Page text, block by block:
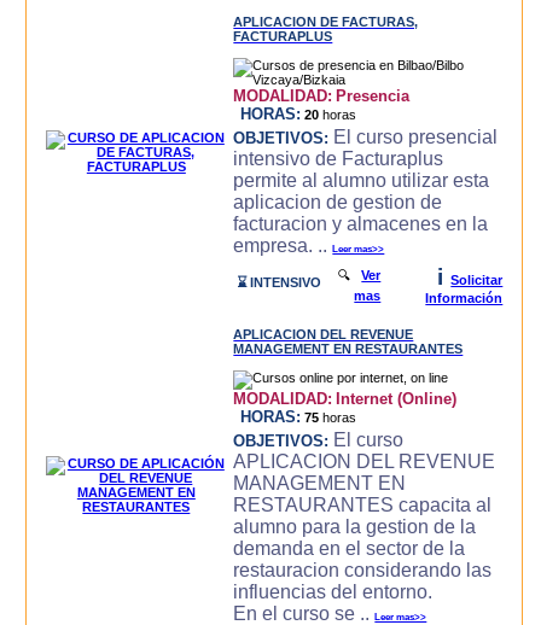
APLICACION DE FACTURAS,
FACTURAPLUS
MODALIDAD: Presencia
HORAS: 20 horas
OBJETIVOS: El curso presencial
intensivo de Facturaplus
permite al alumno utilizar esta
aplicacion de gestion de
facturacion y almacenes en la
empresa. ..Leer mas>>
⌛ INTENSIVO 🔍Ver
mas
i
Solicitar
Información
APLICACION DEL REVENUE
MANAGEMENT EN RESTAURANTES
MODALIDAD: Internet (Online)
HORAS: 75 horas
OBJETIVOS: El curso
APLICACION DEL REVENUE
MANAGEMENT EN
RESTAURANTES capacita al
alumno para la gestion de la
demanda en el sector de la
restauracion considerando las
influencias del entorno.
En el curso se ..Leer mas>>